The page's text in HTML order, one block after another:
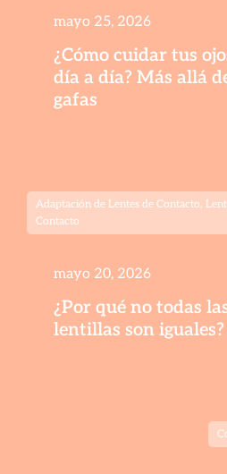
mayo 25, 2026
¿Cómo cuidar tus
día a día? Más allá
gafas
mayo 20, 2026
Adaptación de Lentes de Contacto,
Contacto
¿Por qué no todas
lentillas son iguales?